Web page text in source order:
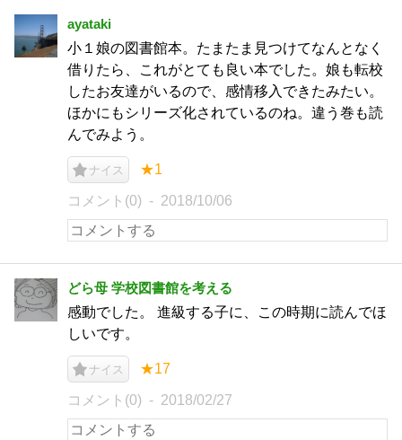
ayataki
小１娘の図書館本。たまたま見つけてなんとなく
借りたら、これがとても良い本でした。娘も転校
したお友達がいるので、感情移入できたみたい。
ほかにもシリーズ化されているのね。違う巻も読
んでみよう。
ナイス ★1
コメント(0) 2018/10/06
どら母 学校図書館を考える
感動でした。 進級する子に、この時期に読んでほ
しいです。
ナイス ★17
コメント(0) 2018/02/27